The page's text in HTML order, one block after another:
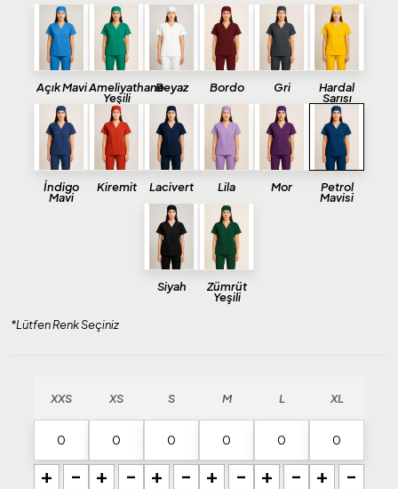
Açık MaviAmeliyathane
Yeşili
Beyaz Bordo Gri Hardal
Sarısı
İndigo
Mavi
Kiremit Lacivert Lila Mor Petrol
Mavisi
Siyah Zümrüt
Yeşili
*Lütfen Renk Seçiniz
XXS
+ -
XS
+ -
S
+ -
M
+ -
L
+ -
XL
+ -